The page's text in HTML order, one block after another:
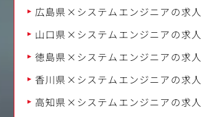
広島県×システムエンジニアの求人
山口県×システムエンジニアの求人
徳島県×システムエンジニアの求人
香川県×システムエンジニアの求人
高知県×システムエンジニアの求人